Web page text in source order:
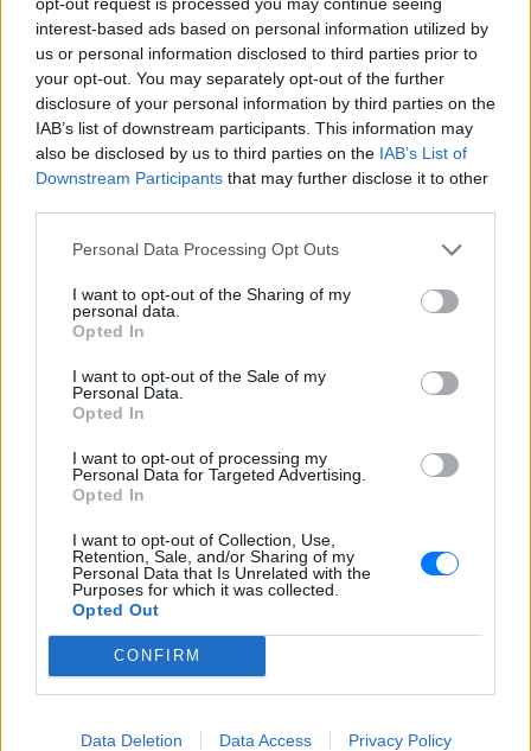
interest-based ads based on personal information utilized by
us or personal information disclosed to third parties prior to
your opt-out. You may separately opt-out of the further
disclosure of your personal information by third parties on the
IAB’s list of downstream participants. This information may
also be disclosed by us to third parties on the IAB’s List of
Downstream Participants that may further disclose it to other
Personal Data Processing Opt Outs
I want to opt-out of the Sharing of my
personal data.
Opted In
I want to opt-out of the Sale of my
Personal Data.
Opted In
I want to opt-out of processing my
Personal Data for Targeted Advertising.
Opted In
I want to opt-out of Collection, Use,
Retention, Sale, and/or Sharing of my
Personal Data that Is Unrelated with the
Purposes for which it was collected.
Opted Out
CONFIRM
Data Deletion Data Access Privacy Policy
ΣΤΗΝ ΙΔΙΑ ΚΑΤΗΓΟΡΙΑ
Γιατί τα κομπλιμέντα σε
φέρνουν σε δύσκολη θέση (και
τι λέει η ψυχολογία)
ΣΉΜΕΡΑ
Από πού ξεκινά η αμηχανία όταν σε
3 σημάδια πως χρειάζεσαι
βιταμίνη D
ΣΉΜΕΡΑ
αγνοήσετε
ΣΉΜΕΡΑ